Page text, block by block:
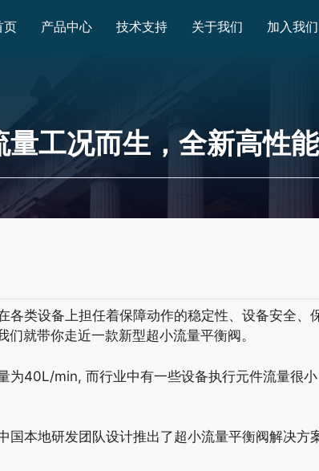
页 产品中心 技术支持 关于我们 加入我们
工况而生，全新高性
各类设备上担任着保障动作的稳定性、设备安全
就带你走近一款新型超小流量平衡阀。
为40L/min, 而行业中有一些设备执行元件流量很
本地研发团队设计推出了超小流量平衡阀解决方